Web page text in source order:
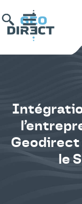
Geodirect
le